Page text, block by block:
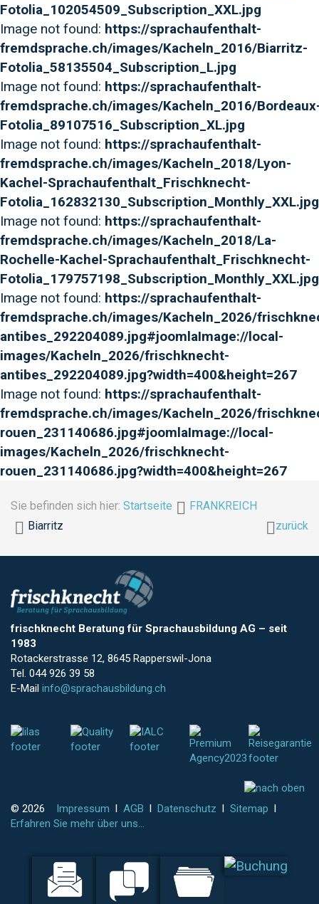
Fotolia_102054509_Subscription_XXL.jpg
Image not found: https://sprachaufenthalt-
fremdsprache.ch/images/Kacheln_2016/Biarritz-
Fotolia_58135504_Subscription_L.jpg
Image not found: https://sprachaufenthalt-
fremdsprache.ch/images/Kacheln_2016/
Fotolia_89107516_Subscription_XL.jpg
Image not found: https://sprachaufenthalt-
fremdsprache.ch/images/Kacheln_2018/Lyon-
Kachel-Sprachaufenthalt_Frischknecht-
Fotolia_162832130_Subscription_Monthly_XXL.jpg
Image not found: https://sprachaufenthalt-
fremdsprache.ch/images/Kacheln_2018/La-
Rochelle-Kachel-Sprachaufenthalt_Frischknecht-
Fotolia_179757198_Subscription_Monthly_XXL.jpg
Image not found: https://sprachaufenthalt-
fremdsprache.ch/images/Kacheln_2026/
antibes_292204089.jpg#joomlaImage://local-
images/Kacheln_2026/frischknecht-
antibes_292204089.jpg?width=400&height=267
Image not found: https://sprachaufenthalt-
fremdsprache.ch/images/Kacheln_2026/
rouen_231140686.jpg#joomlaImage://local-
images/Kacheln_2026/frischknecht-
rouen_231140686.jpg?width=400&height=267
Sie befinden sich hier: Startseite
FRANKREICH
Biarritz
zurück
frischknecht Beratung für Sprachausbildung AG – seit
1983
Rotackerstrasse 12, 8645 Rapperswil-Jona
Tel. 044 926 39 58
E-Mail info@sprachausbildung.ch
© 2026 Impressum AGB Datenschutz Sitemap
Erfahren Sie mehr über uns...